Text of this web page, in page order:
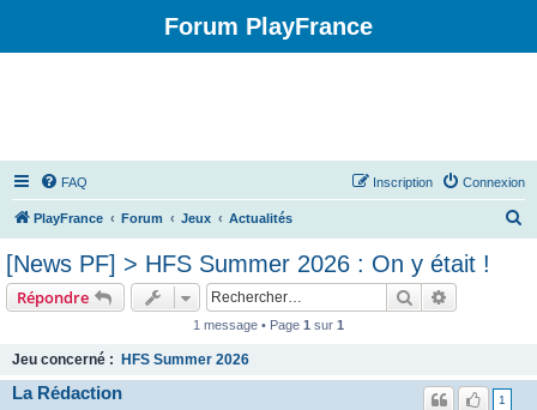
Forum PlayFrance
FAQ Connexion
Inscription
PlayFrance Forum Jeux Actualités
[News PF] > HFS Summer 2026 : On y était !
Répondre Rechercher
1 message • Page 1 sur 1
Jeu concerné : HFS Summer 2026
La Rédaction 1